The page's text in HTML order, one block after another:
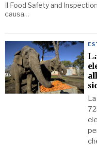
Il Food Safety and
causa…